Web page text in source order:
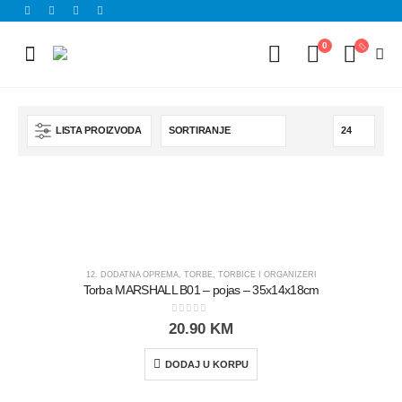
0
LISTA PROIZVODA
12. DODATNA OPREMA, TORBE, TORBICE I ORGANIZERI
Torba MARSHALL B01 – pojas – 35x14x18cm
0out of 5
20.90 KM
DODAJ U KORPU